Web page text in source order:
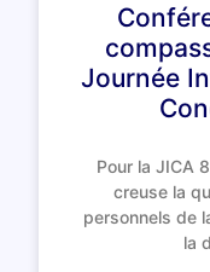
Journée
Pour la JICA
creuse la
personnels de
la